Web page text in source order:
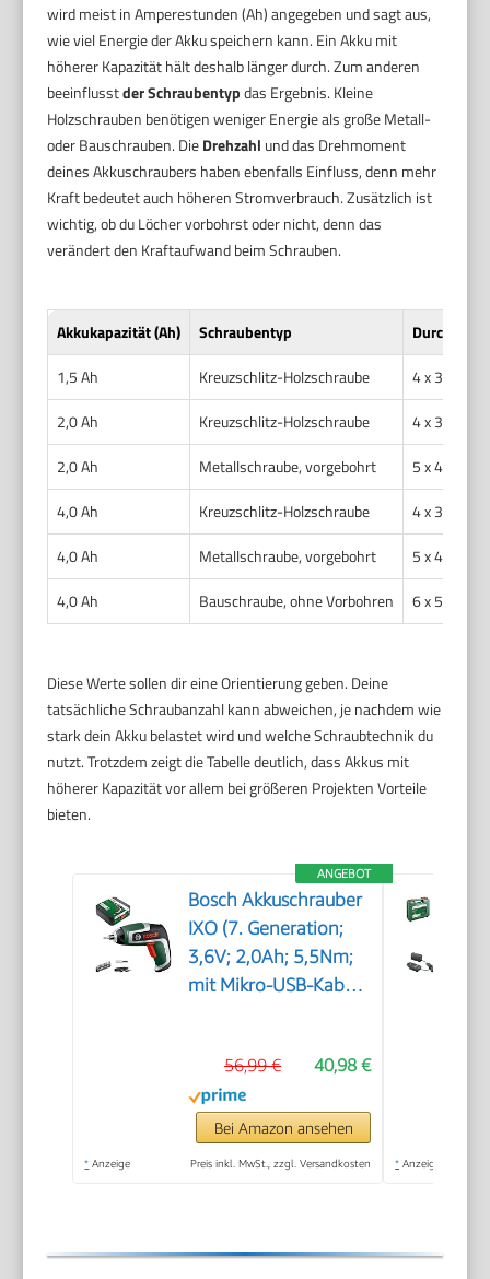
wird meist in Amperestunden (Ah) angegeben und sagt aus,
wie viel Energie der Akku speichern kann. Ein Akku mit
höherer Kapazität hält deshalb länger durch. Zum anderen
beeinflusstder Schraubentypdas Ergebnis. Kleine
Holzschrauben benötigen weniger Energie als große Metall-
oder Bauschrauben. DieDrehzahl und das Drehmoment
deines Akkuschraubers haben ebenfalls Einfluss, denn mehr
Kraft bedeutet auch höheren Stromverbrauch. Zusätzlich ist
wichtig, ob du Löcher vorbohrst oder nicht, denn das
verändert den Kraftaufwand beim Schrauben.
Akkukapazität (Ah) Schraubentyp
1,5 Ah
Kreuzschlitz-Holzschraube
4 x 30 mm
2,0 Ah
Kreuzschlitz-Holzschraube
4 x 30 mm
2,0 Ah
Metallschraube, vorgebohrt
5 x 40 mm
4,0 Ah
Kreuzschlitz-Holzschraube
4 x 30 mm
4,0 Ah
Metallschraube, vorgebohrt
5 x 40 mm
4,0 Ah
Bauschraube, ohne Vorbohren 6 x 50 mm
Diese Werte sollen dir eine Orientierung geben. Deine
tatsächliche Schraubanzahl kann abweichen, je nachdem wie
stark dein Akku belastet wird und welche Schraubtechnik du
nutzt. Trotzdem zeigt die Tabelle deutlich, dass Akkus mit
höherer Kapazität vor allem bei größeren Projekten Vorteile
bieten.
ANGEBOT
Bosch Akkuschrauber
IXO (7. Generation;
3,6V; 2,0Ah; 5,5Nm;
mit Mikro-USB-Kabel;
schraubt bis zu 190
Schrauben; in
Aufbewahrungsbox)
40,98 €
56,99 €
Bei Amazon ansehen
* Anzeige Preis inkl. MwSt., zzgl. Versandkosten * Anzeige